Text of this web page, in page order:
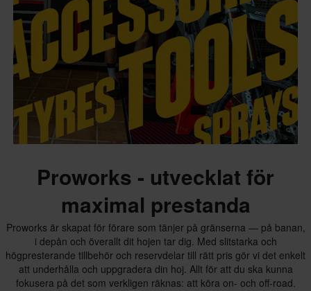
Proworks - utvecklat för
maximal prestanda
Proworks är skapat för förare som tänjer på gränserna — på banan,
i depån och överallt dit hojen tar dig. Med slitstarka och
högpresterande tillbehör och reservdelar till rätt pris gör vi det enkelt
att underhålla och uppgradera din hoj. Allt för att du ska kunna
fokusera på det som verkligen räknas: att köra on- och off-road.